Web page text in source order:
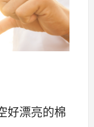
好漂亮的棉